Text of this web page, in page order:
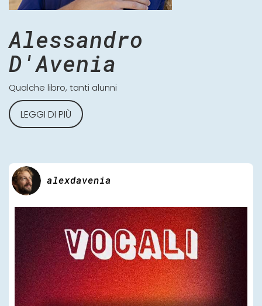
Alessandro
D'Avenia
Qualche libro, tanti alunni
LEGGI DI PIÙ
alexdavenia